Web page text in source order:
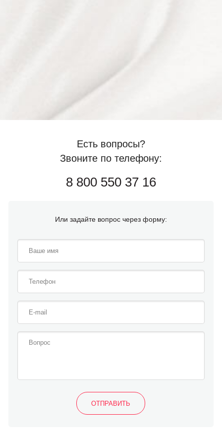
Есть вопросы?
Звоните по телефону:
8 800 550 37 16
Или задайте вопрос через форму: